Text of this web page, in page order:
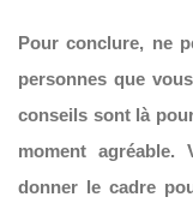
Pour conclure, ne
personnes que
conseils sont là
moment
donner le cadre